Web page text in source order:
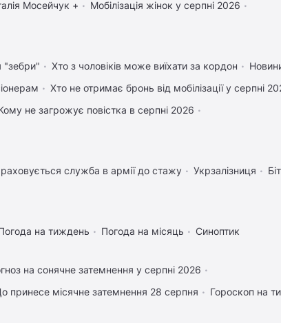
Мосейчук +
Мобілізація жінок у серпні 2026
"зебри" Хто з чоловіків може виїхати за кордон
Хто не отримає бронь від мобілізації у серпні
не загрожує повістка в серпні 2026
служба в армії до стажу Укрзалізниця
на тиждень Погода на місяць Синоптик
на сонячне затемнення у серпні 2026
принесе місячне затемнення 28 серпня Гороскоп на